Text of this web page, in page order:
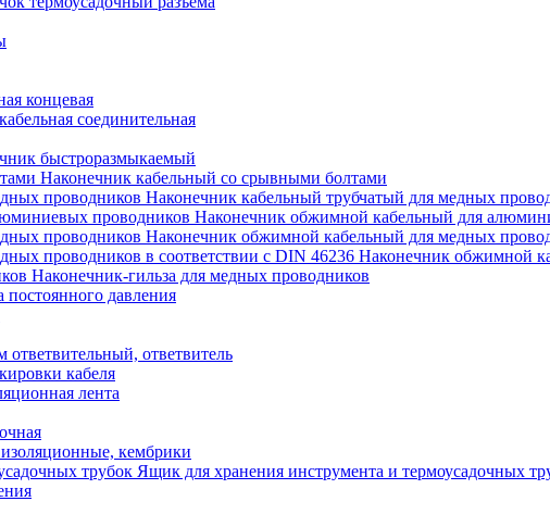
концевая
соединительная
быстроразмыкаемый
Наконечник кабельный со срывными болтами
Наконечник кабельный трубчатый для медных
Наконечник обжимной кабельный для
Наконечник обжимной кабельный для медных
Наконечник обжимной
Наконечник-гильза для медных проводников
давления
ответвитель
кабеля
лента
кембрики
Ящик для хранения инструмента и термоусадочных